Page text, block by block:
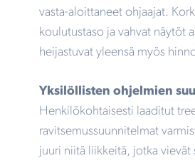
vasta-aloittaneet ohjaajat.
koulutustaso ja vahvat näytöt
heijastuvat yleensä myös
Yksilöllisten ohjelmien
Henkilökohtaisesti laaditut
ravitsemussuunnitelmat
juuri niitä liikkeitä, jotka vievät